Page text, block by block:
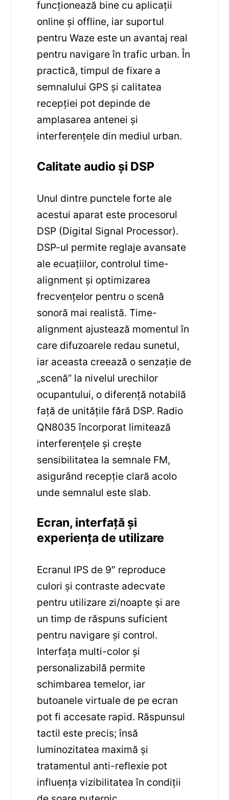
funcționează bine cu aplicații
online și offline, iar suportul
pentru Waze este un avantaj real
pentru navigare în trafic urban. În
practică, timpul de fixare a
semnalului GPS și calitatea
recepției pot depinde de
amplasarea antenei și
interferențele din mediul urban.
Calitate audio și DSP
Unul dintre punctele forte ale
acestui aparat este procesorul
DSP (Digital Signal Processor).
DSP-ul permite reglaje avansate
ale ecuațiilor, controlul time-
alignment și optimizarea
frecvențelor pentru o scenă
sonoră mai realistă. Time-
alignment ajustează momentul în
care difuzoarele redau sunetul,
iar aceasta creează o senzație de
„scenă” la nivelul urechilor
ocupantului, o diferență notabilă
față de unitățile fără DSP. Radio
QN8035 încorporat limitează
interferențele și crește
sensibilitatea la semnale FM,
asigurând recepție clară acolo
unde semnalul este slab.
Ecran, interfață și
experiența de utilizare
Ecranul IPS de 9″ reproduce
culori și contraste adecvate
pentru utilizare zi/noapte și are
un timp de răspuns suficient
pentru navigare și control.
Interfața multi-color și
personalizabilă permite
schimbarea temelor, iar
butoanele virtuale de pe ecran
pot fi accesate rapid. Răspunsul
tactil este precis; însă
luminozitatea maximă și
tratamentul anti-reflexie pot
influența vizibilitatea în condiții